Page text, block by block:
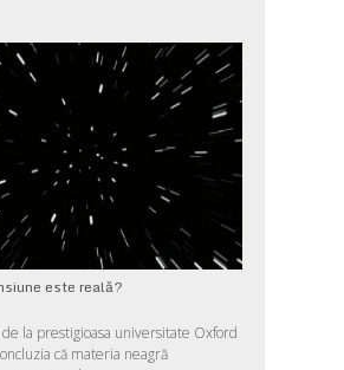
este reală?
la prestigioasa universitate Oxford
că materia neagră